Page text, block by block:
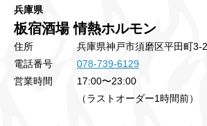
兵庫県
板宿酒場 情熱ホルモン
住所
兵庫県神戸市須磨区平田町3-
電話番号
078-739-6129
営業時間
17:00〜23:00
（ラストオーダー1時間前）